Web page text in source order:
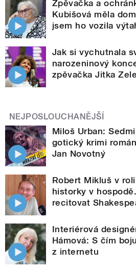
Zpěvačka a
Kubišová měla
jsem ho vozila
Jak si vychutnala
narozeninový
zpěvačka Jitka
NEJPOSLOUCHANĚJŠÍ
Miloš Urban:
gotický krimi
Jan Novotný
Robert Mikluš v
historky v
recitovat
Interiérová
Hámová: S čím
z internetu